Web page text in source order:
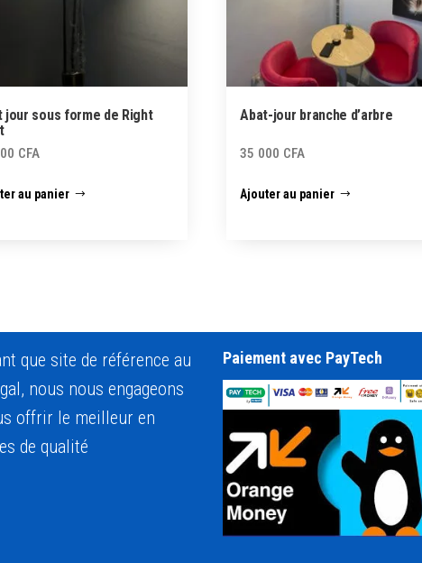
jour sous forme de Right
CFA
au panier
Abat-jour branche d’arbre
35 000 CFA
Ajouter au panier
que site de référence au
nous nous engageons
offrir le meilleur en
de qualité
Paiement avec PayTech